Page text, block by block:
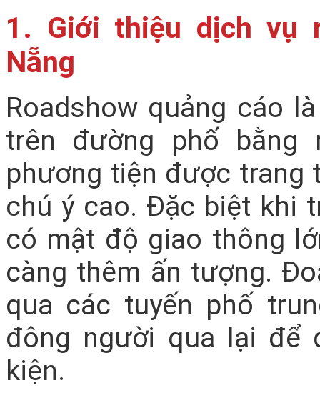
1. Giới thiệu dịch vụ
Nẵng
Roadshow quảng cáo
trên đường phố bằng
phương tiện được trang
chú ý cao. Đặc biệt khi
có mật độ giao thông
càng thêm ấn tượng.
qua các tuyến phố
đông người qua lại để
kiện.